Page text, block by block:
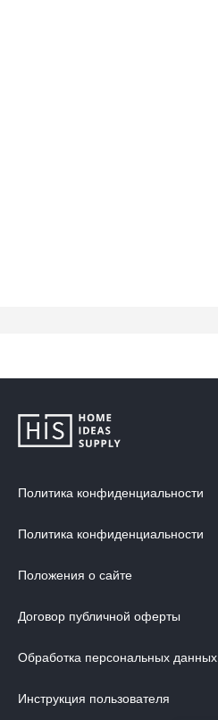
Политика конфиденциальности
Политика конфиденциальности
Положения о сайте
Договор публичной оферты
Обработка персональных данных
Инструкция пользователя